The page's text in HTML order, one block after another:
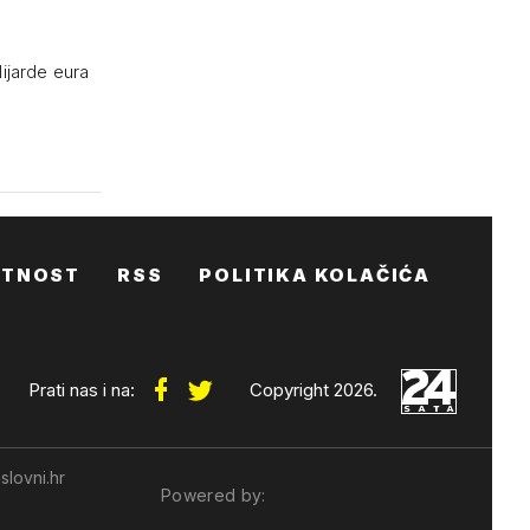
eura
RSS POLITIKA KOLAČIĆA
Prati nas i na: Copyright 2026.
Powered by: